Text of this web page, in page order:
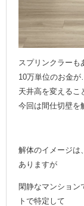
スプリンクラー
10万単位のお金が
天井高を変えるこ
今回は間仕切壁を
解体のイメージは
ありますが
閑静なマンション
トで特定して